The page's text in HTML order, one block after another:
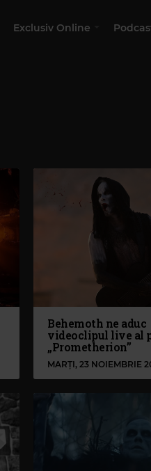
Exclusiv Online
Behemoth ne aduc
videoclipul live al
„Prometherion”
MARȚI, 23 NOIEMBRIE